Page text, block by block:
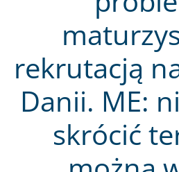
rekrutacją
Danii. ME:
skrócić